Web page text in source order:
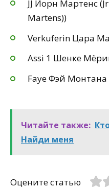
JJ Йорн Мартенс
Martens))
Verkuferin Цара
Assi 1 Шенке
Faye Фэй Монтана
Читайте также:
Найди меня
Оцените статью